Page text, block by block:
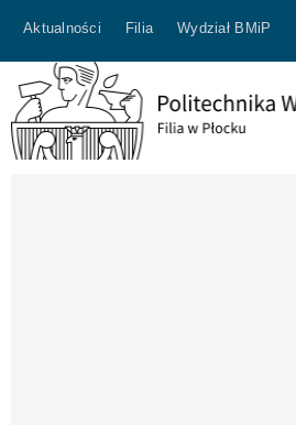
Aktualności Filia Wydział BMiP